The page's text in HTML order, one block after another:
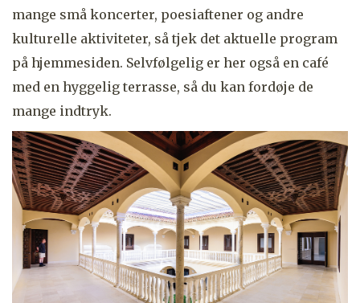
mange små koncerter, poesiaftener og andre
kulturelle aktiviteter, så tjek det aktuelle program
på hjemmesiden. Selvfølgelig er her også en café
med en hyggelig terrasse, så du kan fordøje de
mange indtryk.